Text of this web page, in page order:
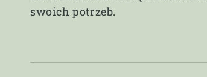
c
j
swoich potrzeb.